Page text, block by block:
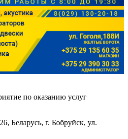
по оказанию услуг
Беларусь, г. Бобруйск, ул.